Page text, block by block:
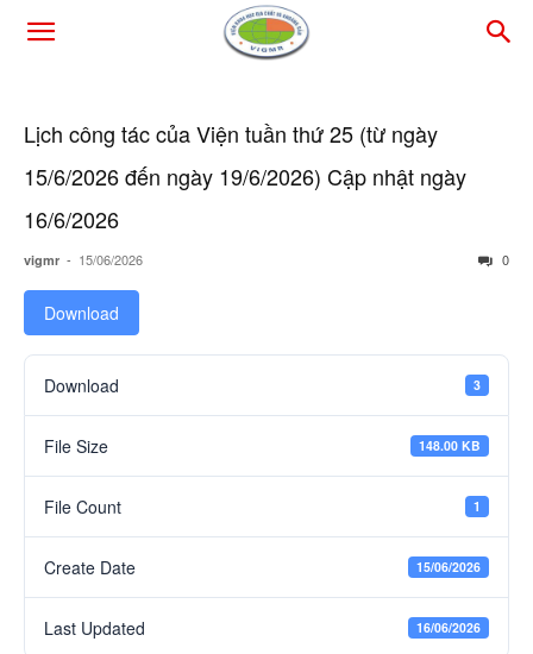
Lịch công tác của Viện tuần thứ 25 (từ ngày
15/6/2026 đến ngày 19/6/2026) Cập nhật ngày
16/6/2026
vigmr - 15/06/2026 0
Download
Download 3
File Size 148.00 KB
File Count 1
Create Date 15/06/2026
Last Updated 16/06/2026